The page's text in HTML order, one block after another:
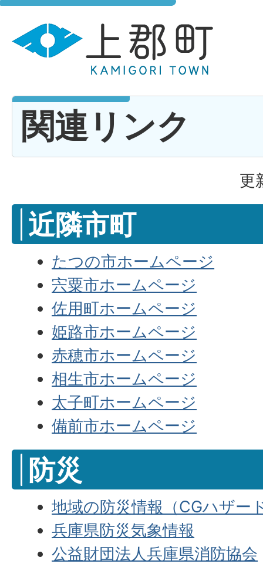
関連リンク
更
近隣市町
たつの市ホームページ
宍粟市ホームページ
佐用町ホームページ
姫路市ホームページ
赤穂市ホームページ
相生市ホームページ
太子町ホームページ
備前市ホームページ
防災
地域の防災情報（CGハザー
兵庫県防災気象情報
公益財団法人兵庫県消防協会